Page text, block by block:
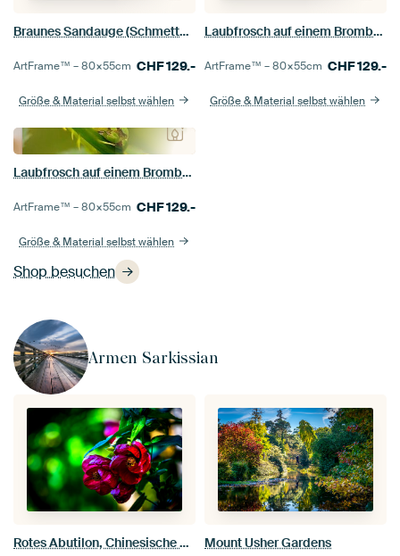
Shop besuchen
Braunes Sandauge (Schmetterling) in der Sonne
ArtFrame™ –80×55cm CHF129.-
Größe & Material selbst wählen
Laubfrosch auf einem Brombeerzweig
ArtFrame™ –80×55cm CHF129.-
Größe & Material selbst wählen
Laubfrosch auf einem Brombeerzweig
ArtFrame™ –80×55cm CHF129.-
Größe & Material selbst wählen
Armen Sarkissian
Rotes Abutilon, Chinesische Laterne Mount Usher Gardens